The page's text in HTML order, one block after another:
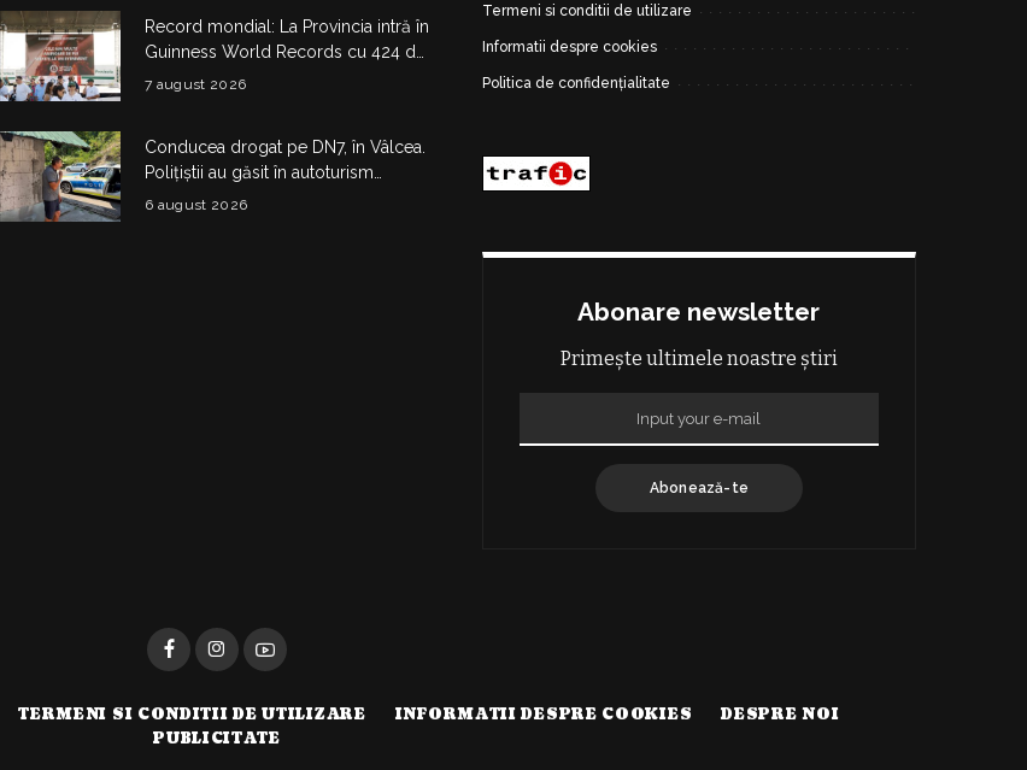
Record mondial: La Provincia intră în
Guinness World Records cu 424 de
kilograme de aripioare de pui servite
7 august 2026
Conducea drogat pe DN7, în Vâlcea.
Polițiștii au găsit în autoturism
obiecte și substanțe suspecte
6 august 2026
Termeni si conditii de utilizare
Informatii despre cookies
Politica de confidențialitate
Abonare newsletter
Primește ultimele noastre știri
Abonează-te
TERMENI SI CONDITII DE UTILIZARE INFORMATII DESPRE COOKIES
DESPRE NOI
PUBLICITATE